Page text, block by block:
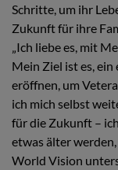
Schritte, um ihr
Zukunft für ihre
„Ich liebe es, mit
Mein Ziel ist es,
eröffnen, um
ich mich selbst
für die Zukunft –
etwas älter werden,
World Vision